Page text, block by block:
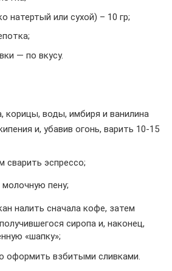
натертый или сухой) – 10 гр;
— по вкусу.
корицы, воды, имбиря и ванилина
и, убавив огонь, варить 10-15
сварить эспрессо;
пену;
налить сначала кофе, затем
сиропа и, наконец,
«шапку»;
оформить взбитыми сливками.